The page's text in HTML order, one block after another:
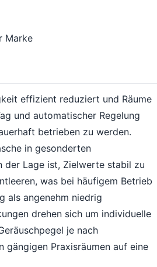
Marke
effizient reduziert und Räume
und automatischer Regelung
betrieben zu werden.
in gesonderten
Lage ist, Zielwerte stabil zu
was bei häufigem Betrieb
als angenehm niedrig
drehen sich um individuelle
je nach
gängigen Praxisräumen auf eine